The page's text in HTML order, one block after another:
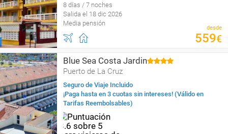
8 días / 7 noches
Salida el 18 dic 2026
Media pensión
desde
559€
Blue Sea Costa Jardin
Puerto de La Cruz
Seguro de Viaje Incluido
¡Paga hasta en 3 cuotas sin intereses! (Válido en
Tarifas Reembolsables)